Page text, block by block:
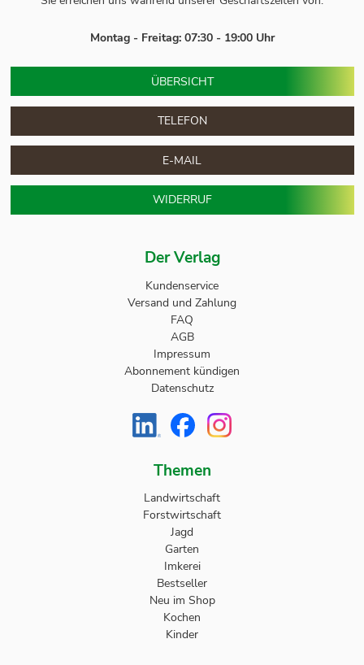
Der Verlag
Kundenservice
Versand und Zahlung
FAQ
AGB
Impressum
Abonnement kündigen
Datenschutz
Themen
Landwirtschaft
Forstwirtschaft
Jagd
Garten
Imkerei
Bestseller
Neu im Shop
Kochen
Kinder
Montag - Freitag: 07:30 - 19:00 Uhr
ÜBERSICHT
TELEFON
E-MAIL
WIDERRUF